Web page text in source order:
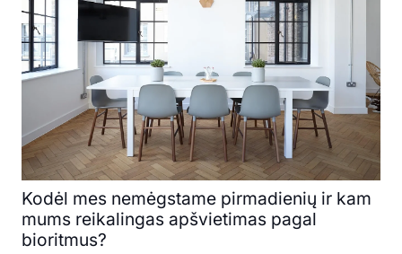
Kodėl mes nemėgstame pirmadienių ir kam
mums reikalingas apšvietimas pagal
bioritmus?